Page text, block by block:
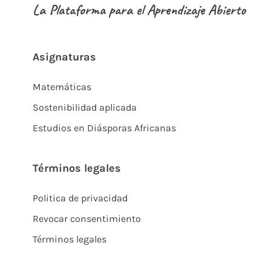
La Plataforma para el Aprendizaje Abierto
Asignaturas
Matemáticas
Sostenibilidad aplicada
Estudios en Diásporas Africanas
Términos legales
Politica de privacidad
Revocar consentimiento
Términos legales